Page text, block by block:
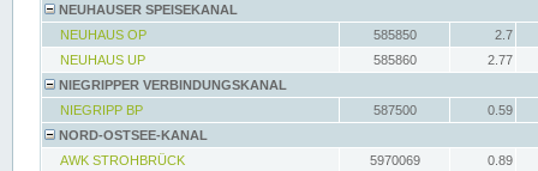
NEUHAUSER SPEISEKANAL
NEUHAUS OP
585850
2.7
NEUHAUS UP
585860
2.77
NIEGRIPPER VERBINDUNGSKANAL
NIEGRIPP BP
587500
0.59
NORD-OSTSEE-KANAL
AWK STROHBRÜCK
5970069
0.89